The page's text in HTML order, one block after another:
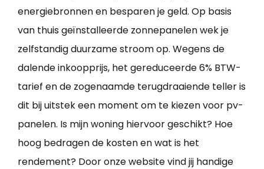
energiebronnen en besparen je geld. Op basis
van thuis geïnstalleerde zonnepanelen wek je
zelfstandig duurzame stroom op. Wegens de
dalende inkoopprijs, het gereduceerde 6% BTW-
tarief en de zogenaamde terugdraaiende teller is
dit bij uitstek een moment om te kiezen voor pv-
panelen. Is mijn woning hiervoor geschikt? Hoe
hoog bedragen de kosten en wat is het
rendement? Door onze website vind jij handige